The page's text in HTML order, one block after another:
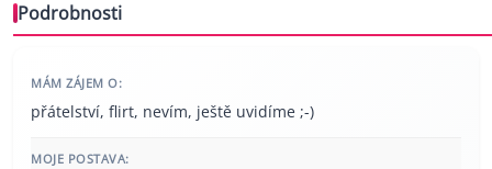
Podrobnosti
MÁM ZÁJEM O:
přátelství, flirt, nevím, ještě uvidíme ;-)
MOJE POSTAVA: